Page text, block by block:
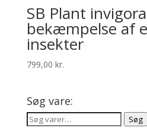
SB Plant
bekæmpelse af
insekter
799,00 kr.
Søg vare:
Søg
Søg